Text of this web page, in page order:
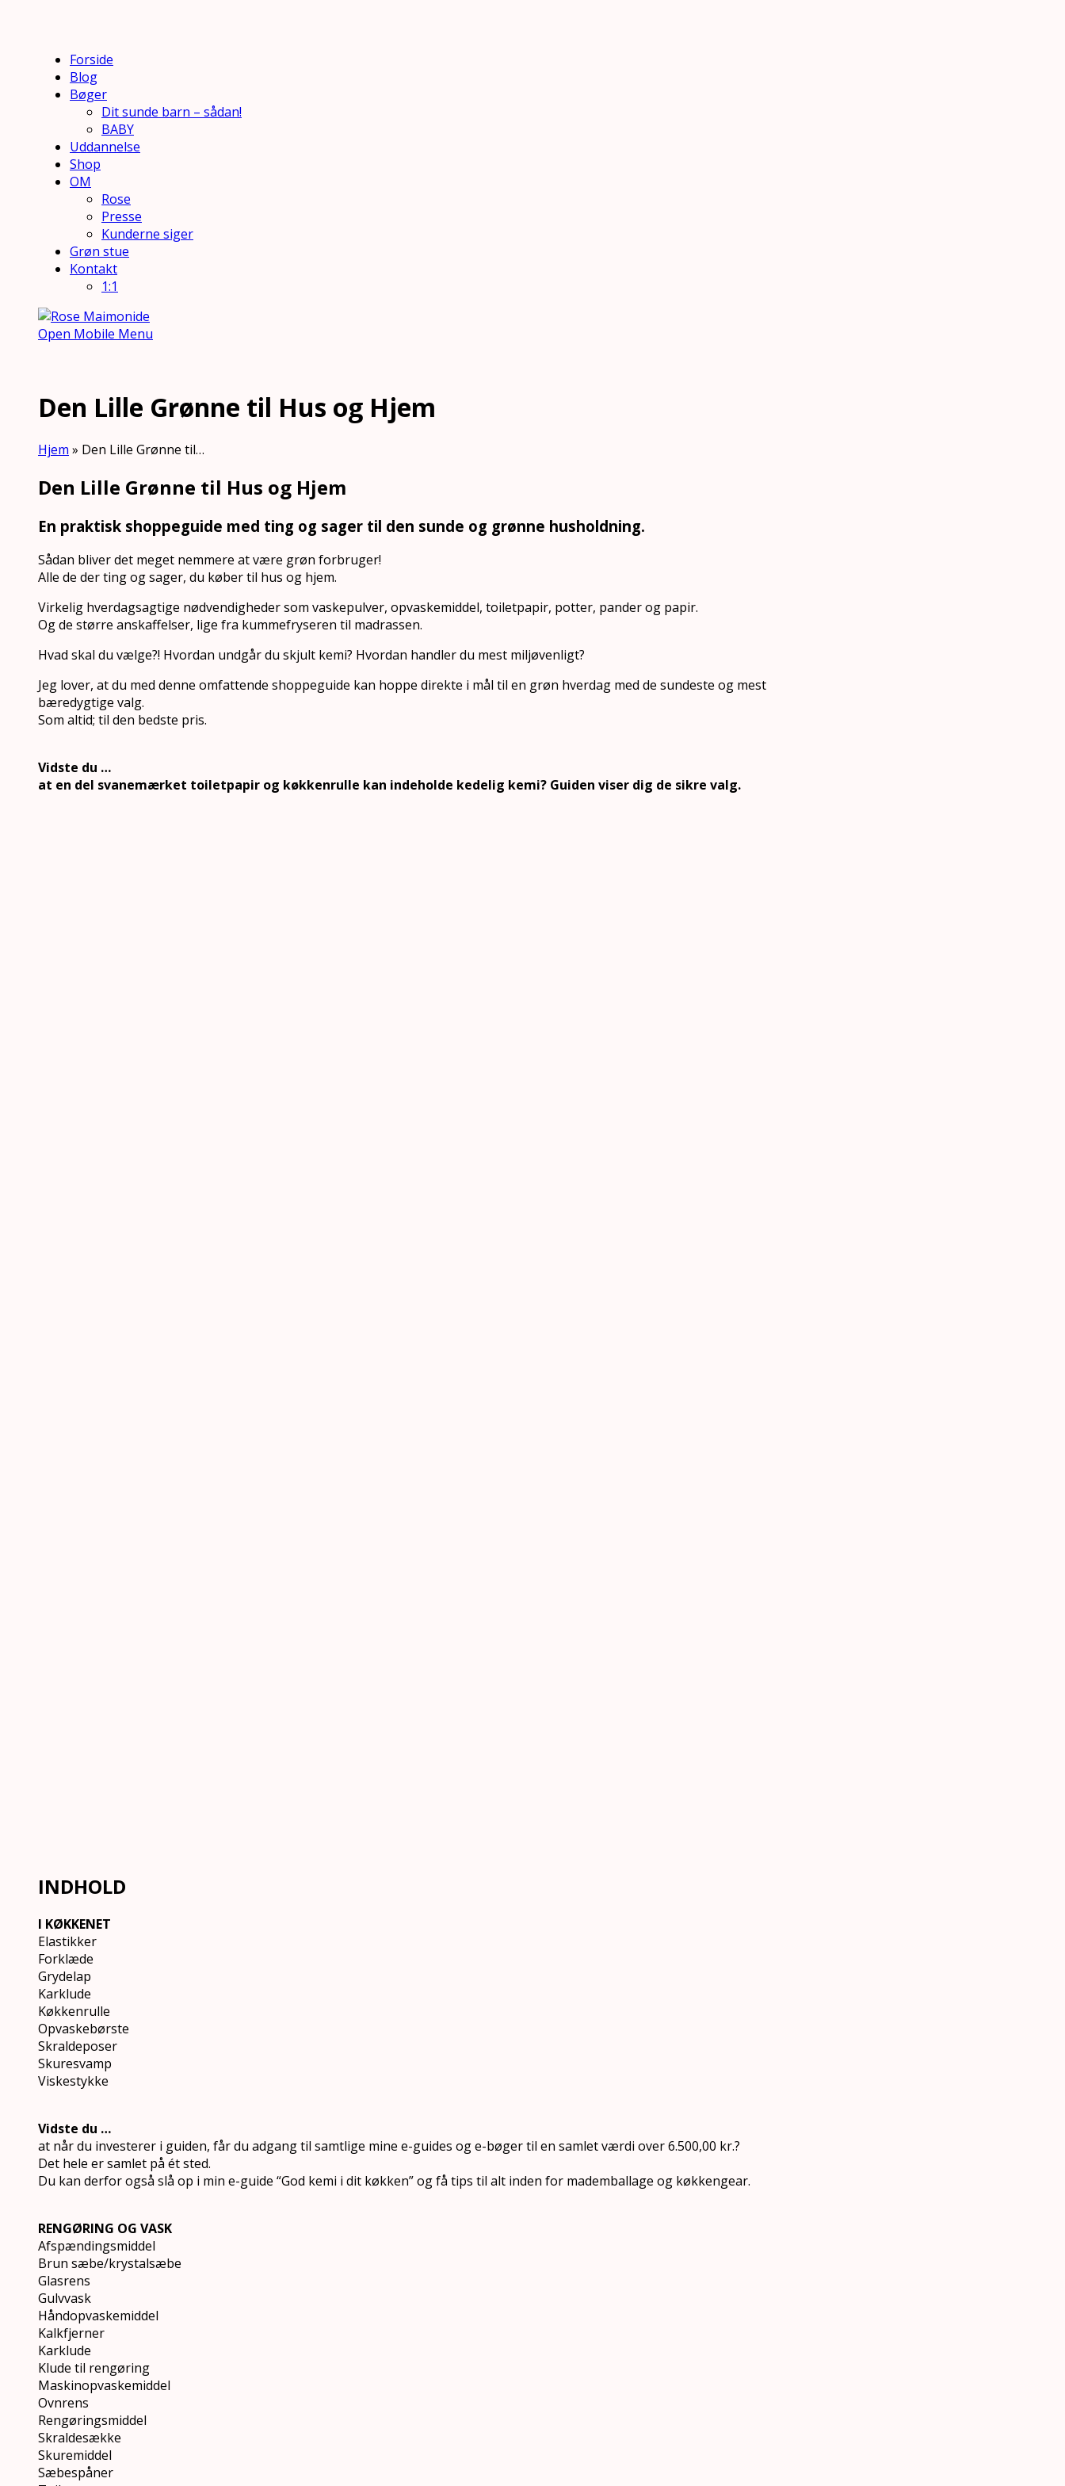
Forside
Blog
Bøger
Dit sunde barn – sådan!
BABY
Uddannelse
Shop
OM
Rose
Presse
Kunderne siger
Grøn stue
Kontakt
1:1
Open Mobile Menu
Den Lille Grønne til Hus og Hjem
Hjem » Den Lille Grønne til…
Den Lille Grønne til Hus og Hjem
En praktisk shoppeguide med ting og sager til den sunde og grønne husholdning.
Sådan bliver det meget nemmere at være grøn forbruger!
Alle de der ting og sager, du køber til hus og hjem.
Virkelig hverdagsagtige nødvendigheder som vaskepulver, opvaskemiddel, toiletpapir, potter, pander og papir.
Og de større anskaffelser, lige fra kummefryseren til madrassen.
Hvad skal du vælge?! Hvordan undgår du skjult kemi? Hvordan handler du mest miljøvenligt?
Jeg lover, at du med denne omfattende shoppeguide kan hoppe direkte i mål til en grøn hverdag med de sundeste og mest
bæredygtige valg.
Som altid; til den bedste pris.
Vidste du …
at en del svanemærket toiletpapir og køkkenrulle kan indeholde kedelig kemi? Guiden viser dig de sikre valg.
INDHOLD
I KØKKENET
Elastikker
Forklæde
Grydelap
Karklude
Køkkenrulle
Opvaskebørste
Skraldeposer
Skuresvamp
Viskestykke
Vidste du …
at når du investerer i guiden, får du adgang til samtlige mine e-guides og e-bøger til en samlet værdi over 6.500,00 kr.?
Det hele er samlet på ét sted.
Du kan derfor også slå op i min e-guide “God kemi i dit køkken” og få tips til alt inden for mademballage og køkkengear.
RENGØRING OG VASK
Afspændingsmiddel
Brun sæbe/krystalsæbe
Glasrens
Gulvvask
Håndopvaskemiddel
Kalkfjerner
Karklude
Klude til rengøring
Maskinopvaskemiddel
Ovnrens
Rengøringsmiddel
Skraldesække
Skuremiddel
Sæbespåner